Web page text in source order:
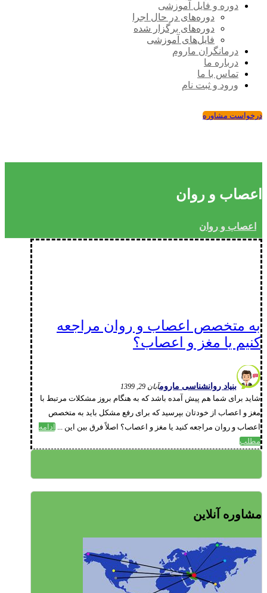
دوره و فایل آموزشی
دوره‌های در حال اجرا
دوره‌های برگزار شده
فایل‌های آموزشی
درمانگران ماروم
درباره ما
تماس با ما
ورود و ثبت نام
درخواست مشاوره
اعصاب و روان
اعصاب و روان
به متخصص اعصاب و روان مراجعه
کنیم یا مغز و اعصاب؟
بنیاد روانشناسی مارومآبان 29, 1399
شاید برای شما هم پیش آمده باشد که به هنگام بروز مشکلات مرتبط با
مغز و اعصاب از خودتان بپرسید که برای رفع مشکل باید به متخصص
اعصاب و روان مراجعه کنید یا مغز و اعصاب؟ اصلاً فرق بین این ...
ادامه
مطلب
مشاوره آنلاین